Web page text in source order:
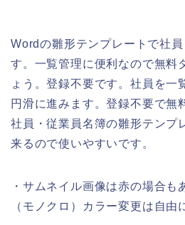
Wordの雛形テンプレートで社
す。一覧管理に便利なので無料
ょう。登録不要です。社員を一
円滑に進みます。登録不要で無
社員・従業員名簿の雛形テンプ
来るので使いやすいです。
・サムネイル画像は赤の場合も
（モノクロ）カラー変更は自由